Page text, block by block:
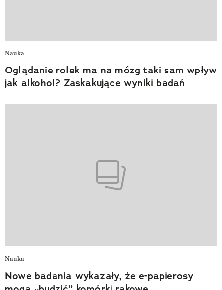
Nauka
Oglądanie rolek ma na mózg taki sam wpływ
jak alkohol? Zaskakujące wyniki badań
Nauka
Nowe badania wykazały, że e-papierosy